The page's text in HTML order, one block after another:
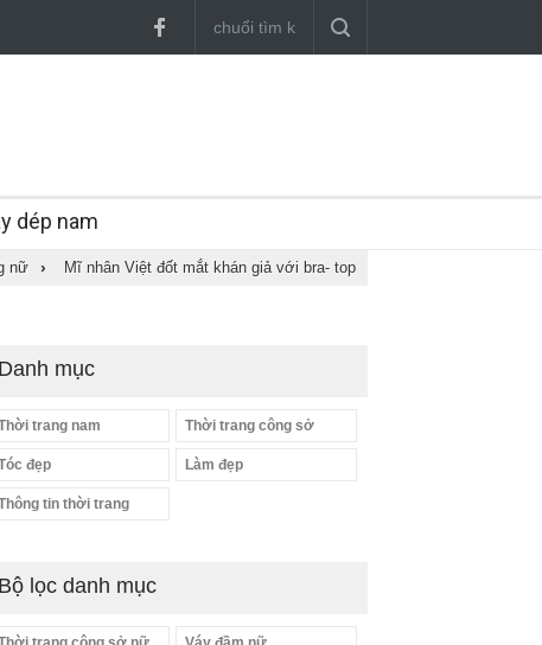
dép nam
nữ › Mĩ nhân Việt đốt mắt khán giả với bra- top
Danh mục
trang nam Thời trang công sở
đẹp Làm đẹp
tin thời trang
Bộ lọc danh mục